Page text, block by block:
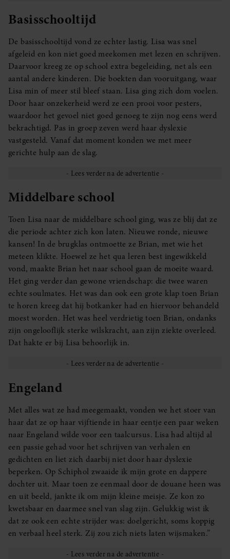
Basisschooltijd
De basisschooltijd vond ze echter lastig. Lisa was snel
afgeleid en kon niet goed meekomen met lezen en schrijven.
Daarvoor kreeg ze op school extra begeleiding, net als een
aantal andere kinderen. Die boekten dan vooruitgang, waar
Lisa min of meer stil bleef staan. Lisa ging zich dom voelen.
Door haar onzekerheid werd ze een prooi voor pesters,
waardoor het gevoel niet goed genoeg te zijn nog eens werd
bekrachtigd. Pas in groep zeven werd haar dyslexie
vastgesteld. Vanaf dat moment konden we met meer
gerichte hulp aan de slag.
Middelbare school
Toen Lisa naar de middelbare school ging, was ze blij dat ze
die periode achter zich kon laten. Nieuwe ronde, nieuwe
kansen! In de brugklas ontmoette ze Brian, met wie het
meteen klikte. Hoewel ze het qua leren best ingewikkeld
vond, maakte Brian het naar school gaan de moeite waard.
Het ging verder dan gewone vriendschap: die twee waren
echte soulmates. Het was dan ook een grote klap toen Brian
te horen kreeg dat hij botkanker had en hiervoor behandeld
moest worden. Het was heel verdrietig toen Brian, ondanks
zijn ongelooflijk sterke wilskracht, aan zijn ziekte overleed.
Dat hakte er bij Lisa behoorlijk in.
Engeland
Met alles wat ze had meegemaakt, vonden we het stoer van
haar dat ze op haar vijftiende in haar eentje een paar weken
naar Engeland wilde voor een taalcursus. Lisa had altijd al
een passie gehad voor het schrijven van verhalen en
gedichten en liet zich daarbij niet door haar dyslexie
beperken. Op Schiphol zwaaide ik mijn grote en dappere
dochter uit. Maar toen ze eenmaal door de douane heen was
en uit beeld, jankte ik om mijn kleine meisje. Ze kon zo
kwetsbaar en daarmee snel van slag zijn. Gelukkig wist ik
dat ze ook een echte strijder was: doelgericht, soms koppig
en verbaal heel sterk. Zij zou zich niets laten wijsmaken.”